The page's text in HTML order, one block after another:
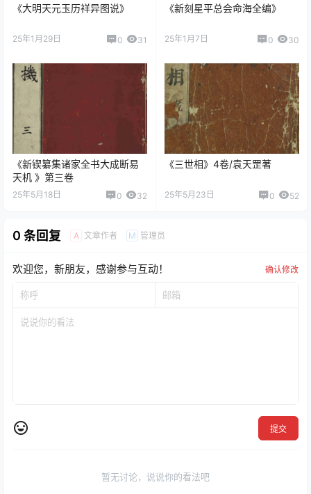
《大明天元玉历祥异图说》
25年1月29日 0 31
《新刻星平总会命海全编》
25年1月7日 0 30
《新锲纂集诸家全书大成断易
天机 》第三卷
25年5月18日 0 32
《三世相》4卷/袁天罡著
25年5月23日 0 52
0 条回复 A 文章作者 M 管理员
欢迎您，新朋友，感谢参与互动！ 确认修改
提交
暂无讨论，说说你的看法吧